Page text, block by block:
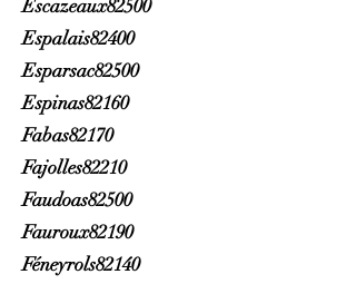
Escazeaux82500
Espalais82400
Esparsac82500
Espinas82160
Fabas82170
Fajolles82210
Faudoas82500
Fauroux82190
Féneyrols82140